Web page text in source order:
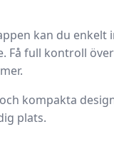
kan du enkelt
Få full kontroll
kompakta
plats.